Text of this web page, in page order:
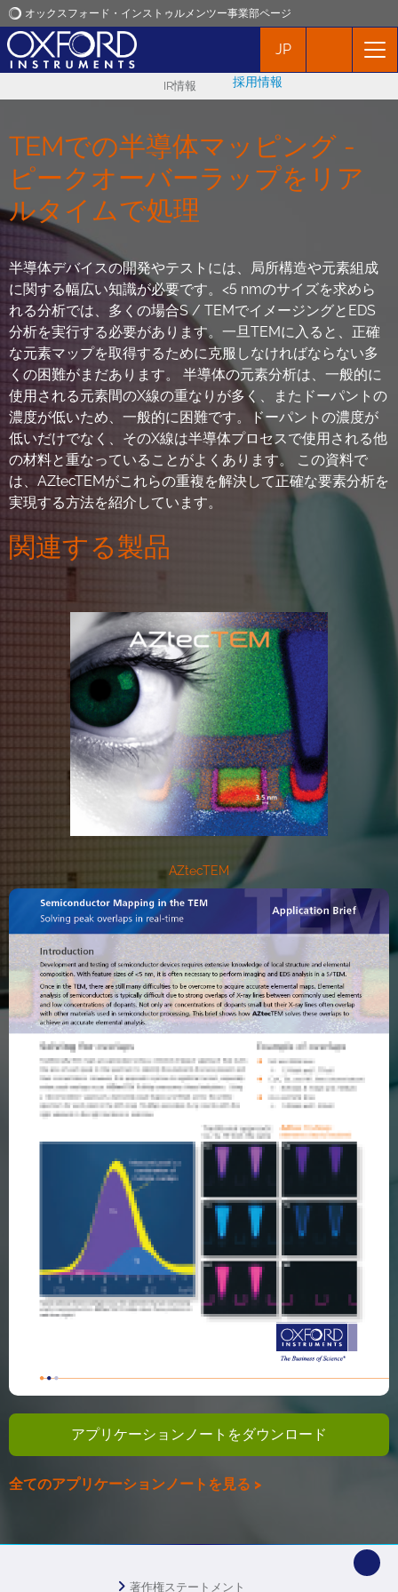
オックスフォード・インストゥルメンツー事業部ページ
オックスフォード・インストゥルメンツ
アプリケーション
プロダクト
ニュース
イベント
お問い合わせ
JP
IR情報 採用情報
TEMでの半導体マッピング -
ピークオーバーラップをリア
ルタイムで処理
半導体デバイスの開発やテストには、局所構造や元素組成
に関する幅広い知識が必要です。<5 nmのサイズを求めら
れる分析では、多くの場合S / TEMでイメージングとEDS
分析を実行する必要があります。一旦TEMに入ると、正確
な元素マップを取得するために克服しなければならない多
くの困難がまだあります。 半導体の元素分析は、一般的に
使用される元素間のX線の重なりが多く、またドーパントの
濃度が低いため、一般的に困難です。ドーパントの濃度が
低いだけでなく、そのX線は半導体プロセスで使用される他
の材料と重なっていることがよくあります。 この資料で
は、AZtecTEMがこれらの重複を解決して正確な要素分析を
実現する方法を紹介しています。
関連する製品
AZtecTEM
アプリケーションノートをダウンロード
全てのアプリケーションノートを見る >
著作権ステートメント